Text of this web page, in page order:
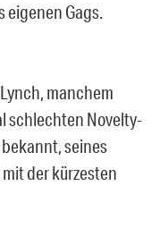
eigenen Gags.
manchem
schlechten Novelty-
seines
der kürzesten